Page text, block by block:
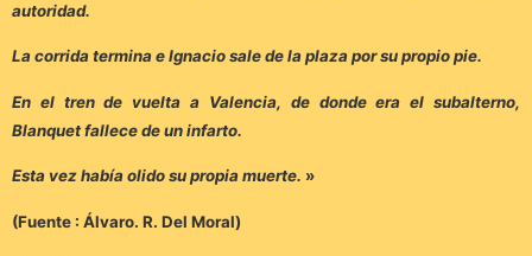
autoridad.
La corrida termina e Ignacio sale de la plaza por su propio pie.
En el tren de vuelta a Valencia, de donde era el subalterno,
Blanquet fallece de un infarto.
Esta vez había olido su propia muerte. »
(Fuente : Álvaro. R. Del Moral)